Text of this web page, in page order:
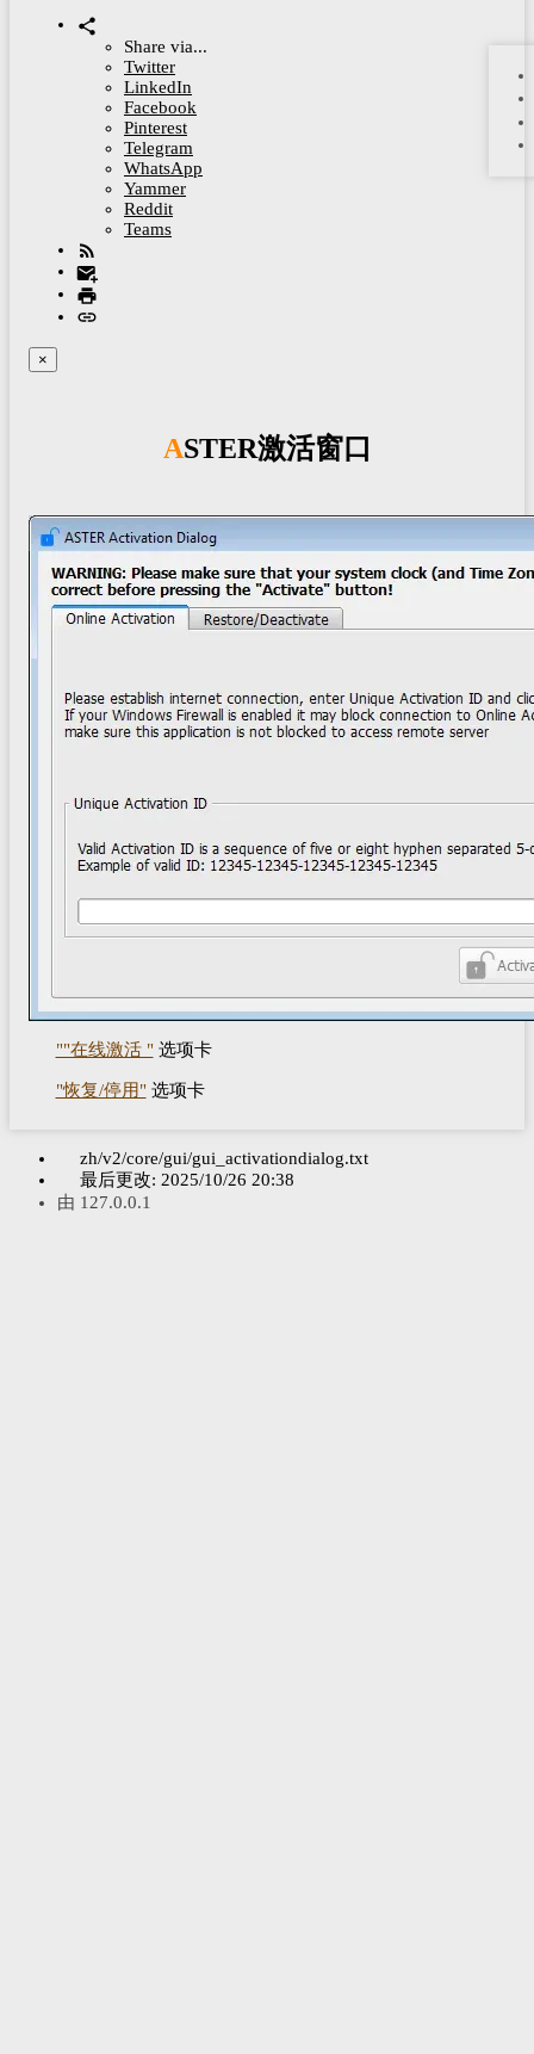
Share via...
Twitter
LinkedIn
Facebook
Pinterest
Telegram
WhatsApp
Yammer
Reddit
Teams
×
ASTER激活窗口
""在线激活 "选项卡
"恢复/停用"选项卡
zh/v2/core/gui/gui_activationdialog.txt
最后更改: 2025/10/26 20:38
由 127.0.0.1